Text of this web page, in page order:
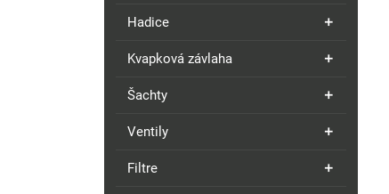
Hadice
Kvapková závlaha
Šachty
Ventily
Filtre